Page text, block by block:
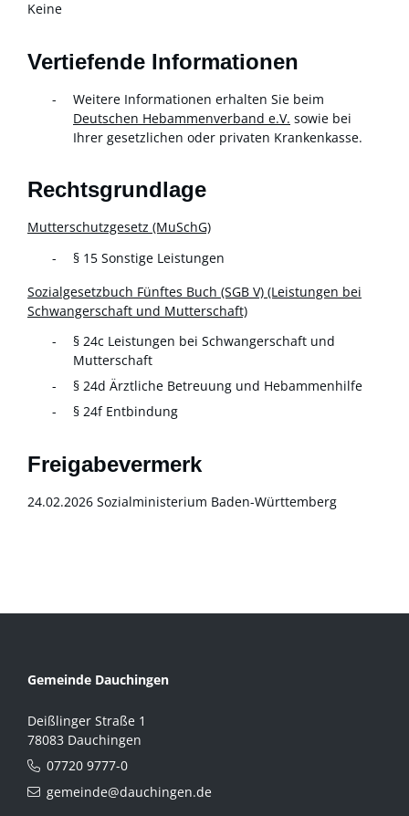
Keine
Vertiefende Informationen
Weitere Informationen erhalten Sie beim
Deutschen Hebammenverband e.V. sowie bei
Ihrer gesetzlichen oder privaten Krankenkasse.
Rechtsgrundlage
Mutterschutzgesetz (MuSchG)
§ 15 Sonstige Leistungen
Sozialgesetzbuch Fünftes Buch (SGB V) (Leistungen bei
Schwangerschaft und Mutterschaft)
§ 24c Leistungen bei Schwangerschaft und
Mutterschaft
§ 24d Ärztliche Betreuung und Hebammenhilfe
§ 24f Entbindung
Freigabevermerk
24.02.2026 Sozialministerium Baden-Württemberg
Gemeinde Dauchingen
Deißlinger Straße 1
78083 Dauchingen
07720 9777-0
gemeinde@dauchingen.de